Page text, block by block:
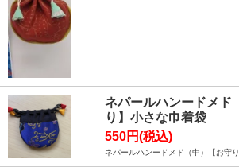
ネパールハンードメド
り】小さな巾着袋
550円(税込)
ネパールハンードメド（中）【お守